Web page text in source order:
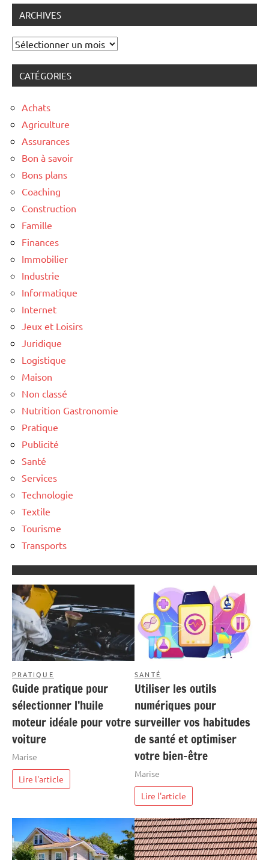
ARCHIVES
Archives
CATÉGORIES
Achats
Agriculture
Assurances
Bon à savoir
Bons plans
Coaching
Construction
Famille
Finances
Immobilier
Industrie
Informatique
Internet
Jeux et Loisirs
Juridique
Logistique
Maison
Non classé
Nutrition Gastronomie
Pratique
Publicité
Santé
Services
Technologie
Textile
Tourisme
Transports
PRATIQUE
Guide pratique pour
sélectionner l’huile
moteur idéale pour votre
voiture
Marise
Lire l'article
SANTÉ
Utiliser les outils
numériques pour
surveiller vos habitudes
de santé et optimiser
votre bien-être
Marise
Lire l'article